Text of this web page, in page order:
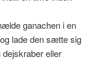
ganachen i en
lade den sætte sig
eller